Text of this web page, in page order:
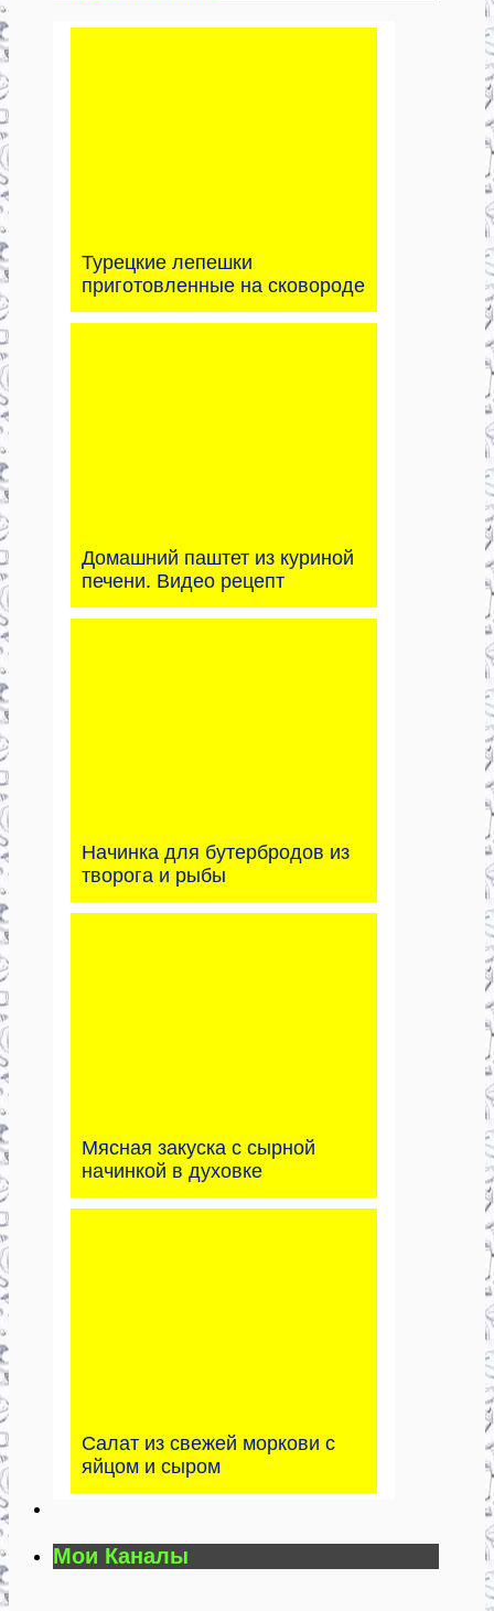
Турецкие лепешки
приготовленные на сковороде
Домашний паштет из куриной
печени. Видео рецепт
Начинка для бутербродов из
творога и рыбы
Мясная закуска с сырной
начинкой в духовке
Салат из свежей моркови с
яйцом и сыром
Мои Каналы